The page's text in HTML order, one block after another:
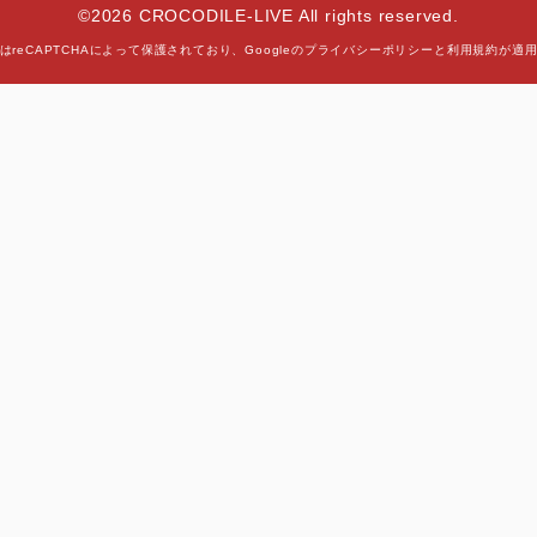
©2026 CROCODILE-LIVE All rights reserved.
reCAPTCHAによって保護されており、Googleのプライバシーポリシー と 利用規約が適